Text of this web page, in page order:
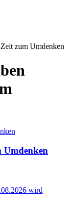
zum Umdenken
Umdenken